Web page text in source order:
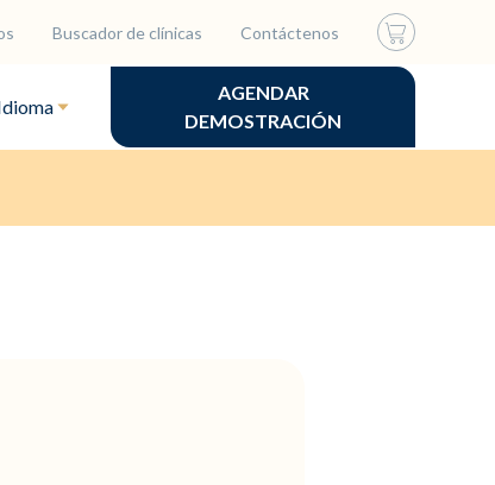
Buscador de clínicas Contáctenos
AGENDAR
DEMOSTRACIÓN